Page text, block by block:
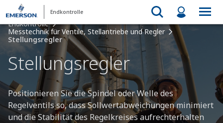
Endkontrolle
Endkontrolle
Messtechnik für Ventile, Stellantriebe und Regler
Stellungsregler
Stellungsregler
Positionieren Sie die Spindel oder Welle des
Regelventils so, dass Sollwertabweichungen minimiert
und die Stabilität des Regelkreises aufrechterhalten